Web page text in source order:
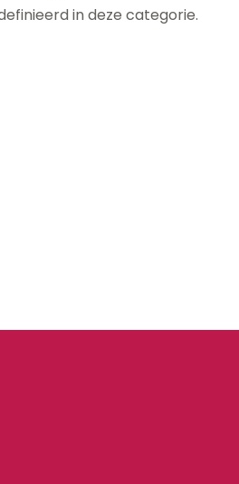
in deze categorie.